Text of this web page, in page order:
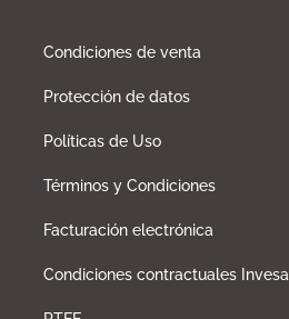
Condiciones de venta
Protección de datos
Políticas de Uso
Términos y Condiciones
Facturación electrónica
Condiciones contractuales Invesa